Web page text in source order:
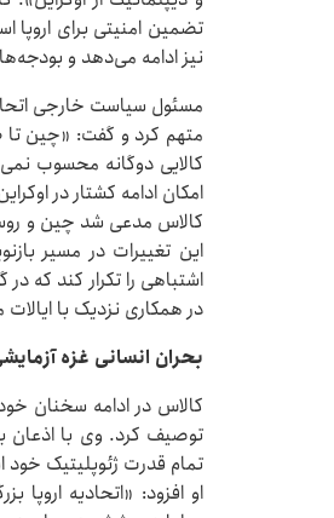
تضمین امنیتی برای اروپا
نیز ادامه می‌دهد و
مسئول سیاست خارجی
کالایی دوگانه محسوب
امکان ادامه کشتار در
کالاس مدعی شد چین و
این تغییرات در مسیر
اشتباهی را تکرار کند که
در همکاری نزدیک با
بحران انسانی غزه
کالاس در ادامه سخنان
توصیف کرد. وی با اذعان
تمام قدرت ژئوپلیتیک خود
او افزود: «اتحادیه